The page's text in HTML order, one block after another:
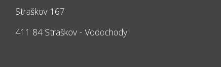
Straškov 167
411 84 Straškov - Vodochody